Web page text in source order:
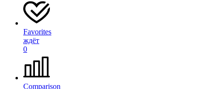
Favorites
ждёт
0
Comparison